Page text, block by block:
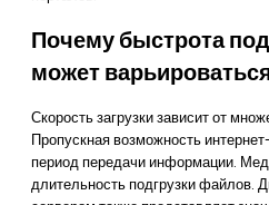
Почему быстрота
может
Скорость загрузки зависит от
Пропускная возможность
период передачи информации.
длительность подгрузки файлов.